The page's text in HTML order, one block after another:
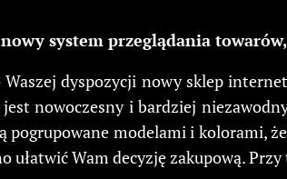
system przeglądania
dyspozycji nowy sklep
jest nowoczesny i bardziej
pogrupowane modelami i kolorami,
ułatwić Wam decyzję zakupową.